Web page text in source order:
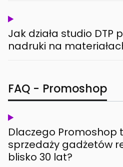
Jak działa studio DTP
nadruki na
FAQ - Promoshop
Dlaczego Promoshop
sprzedaży gadżetów
blisko 30 lat?